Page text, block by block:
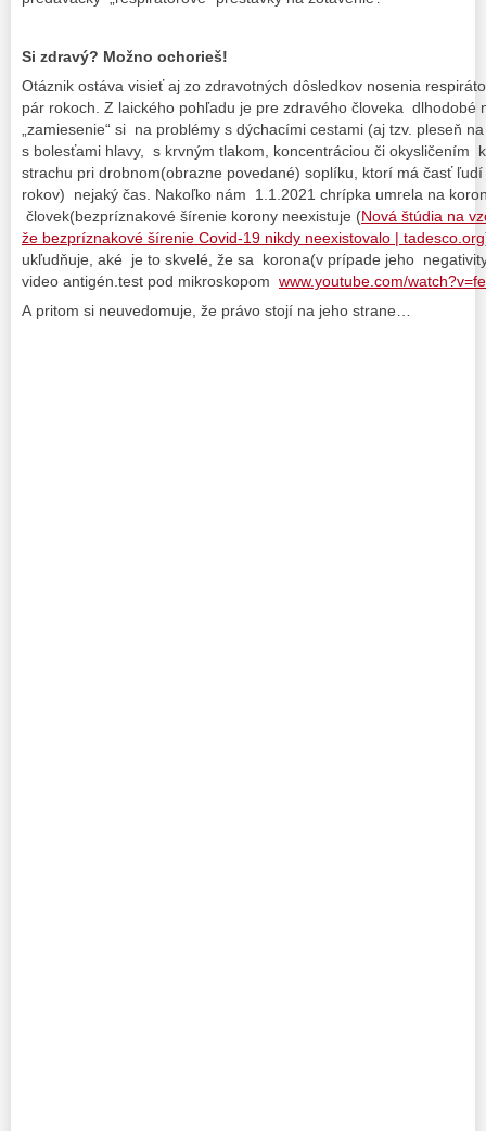
Si zdravý? Možno ochorieš!
Otáznik ostáva visieť aj zo zdravotných dôsledkov nosenia
pár rokoch. Z laického pohľadu je pre zdravého človeka dlhodobé
„zamiesenie“ si na problémy s dýchacími cestami (aj tzv. pleseň
s bolesťami hlavy, s krvným tlakom, koncentráciou či okysličením
strachu pri drobnom(obrazne povedané) soplíku, ktorí má časť
rokov) nejaký čas. Nakoľko nám 1.1.2021 chrípka umrela na
človek(bezpríznakové šírenie korony neexistuje (Nová štúdia na
že bezpríznakové šírenie Covid-19 nikdy neexistovalo | tadesco.org
ukľudňuje, aké je to skvelé, že sa korona(v prípade jeho
video antigén.test pod mikroskopom www.youtube.com/
A pritom si neuvedomuje, že právo stojí na jeho strane…